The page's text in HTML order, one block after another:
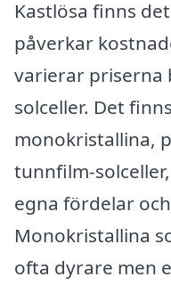
Kastlösa finns
påverkar
varierar priserna
solceller. Det
monokristallina,
tunnfilm-
egna fördelar
Monokristallina
ofta dyrare men